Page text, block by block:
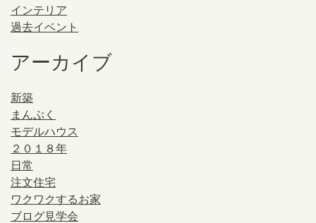
インテリア
過去イベント
アーカイブ
新築
まんぷく
モデルハウス
２０１８年
日常
注文住宅
ワクワクするお家
ブログ見学会